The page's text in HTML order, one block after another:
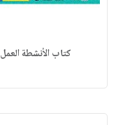
كتاب الأنشطة العمل